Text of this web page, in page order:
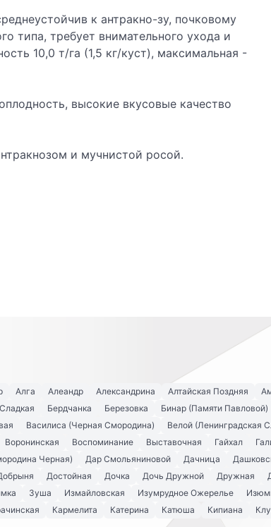
к антракно-зу, почковому
типа, требует внимательного ухода и
10,0 т/га (1,5 кг/куст), максимальная -
высокие вкусовые качество
и мучнистой росой.
Алга Алеандр Александрина Алтайская Поздняя
Бердчанка Березовка Бинар (Памяти Павловой)
Василиса (Черная Смородина) Велой (Ленинградская
Воронинская Воспоминание Выставочная Гайхал
Черная) Дар Смольяниновой Дачница
Достойная Дочка Дочь Дружной Дружная
Зуша Измайловская Изумрудное Ожерелье
Кармелита Катерина Катюша Кипиана